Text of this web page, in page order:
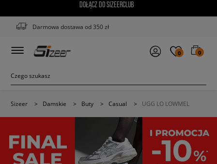
DOŁĄCZ DO SIZEERCLUB
Darmowa dostawa od 350 zł
0 0
Sizeer > Damskie > Buty > Casual > UGG LO LOWMEL